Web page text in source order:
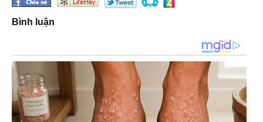
Bình luận